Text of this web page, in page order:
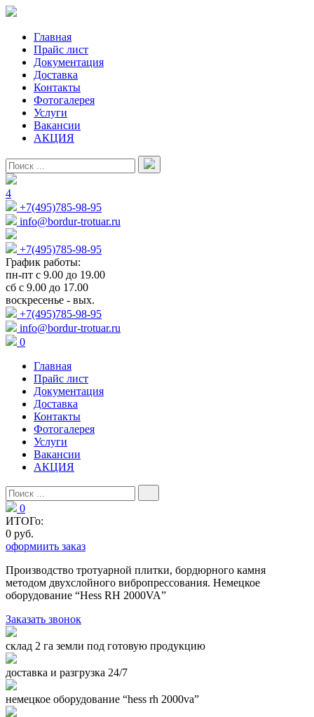
Главная
Прайс лист
Документация
Доставка
Контакты
Фотогалерея
Услуги
Вакансии
АКЦИЯ
4
+7(495)785-98-95
info@bordur-trotuar.ru
+7(495)785-98-95
График работы:
пн-пт с 9.00 до 19.00
сб с 9.00 до 17.00
воскресенье - вых.
+7(495)785-98-95
info@bordur-trotuar.ru
0
Главная
Прайс лист
Документация
Доставка
Контакты
Фотогалерея
Услуги
Вакансии
АКЦИЯ
0
ИТОГо:
0 руб.
оформиить заказ
Производство тротуарной плитки, бордюрного камня
методом двухслойного вибропресcования. Немецкое
оборудование “Hess RH 2000VA”
Заказать звонок
склад 2 га земли под готовую продукцию
доставка и разгрузка 24/7
немецкое оборудование “hess rh 2000va”